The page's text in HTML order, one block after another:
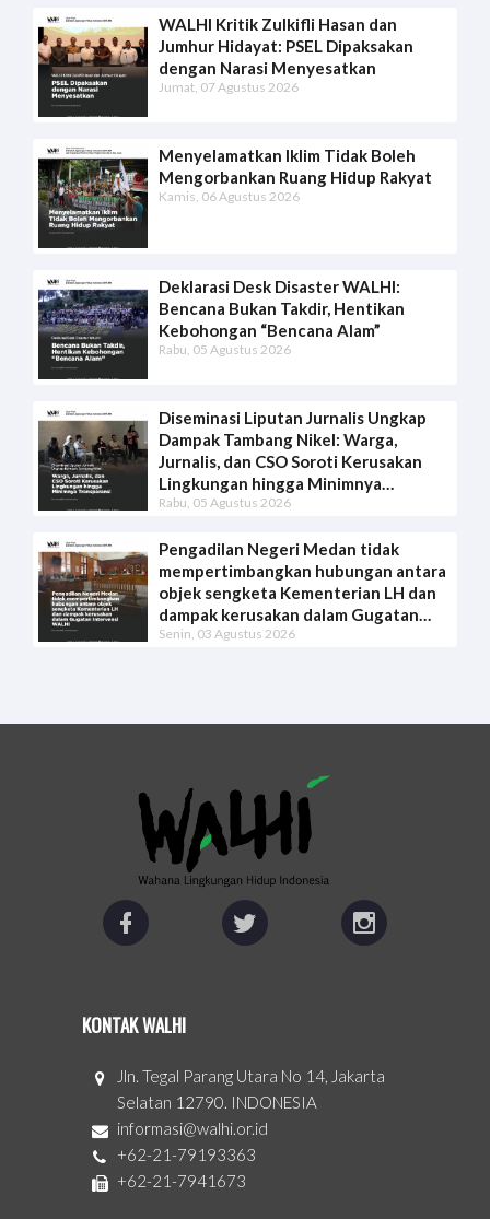
WALHI Kritik Zulkifli Hasan dan
Jumhur Hidayat: PSEL Dipaksakan
dengan Narasi Menyesatkan
Jumat, 07 Agustus 2026
Menyelamatkan Iklim Tidak Boleh
Mengorbankan Ruang Hidup Rakyat
Kamis, 06 Agustus 2026
Deklarasi Desk Disaster WALHI:
Bencana Bukan Takdir, Hentikan
Kebohongan “Bencana Alam”
Rabu, 05 Agustus 2026
Diseminasi Liputan Jurnalis Ungkap
Dampak Tambang Nikel: Warga,
Jurnalis, dan CSO Soroti Kerusakan
Lingkungan hingga Minimnya
Transparansi
Rabu, 05 Agustus 2026
Pengadilan Negeri Medan tidak
mempertimbangkan hubungan antara
objek sengketa Kementerian LH dan
dampak kerusakan dalam Gugatan
Intervensi WALHI
Senin, 03 Agustus 2026
KONTAK WALHI
Jln. Tegal Parang Utara No 14, Jakarta
Selatan 12790. INDONESIA
informasi@walhi.or.id
+62-21-79193363
+62-21-7941673